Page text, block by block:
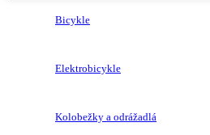
Bicykle
Elektrobicykle
Kolobežky a odrážadlá